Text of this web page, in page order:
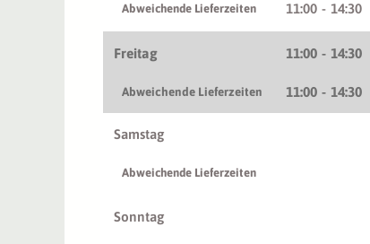
Abweichende Lieferzeiten 11:00 - 14:30
Freitag 11:00 - 14:30
Abweichende Lieferzeiten 11:00 - 14:30
Samstag
Abweichende Lieferzeiten
Sonntag